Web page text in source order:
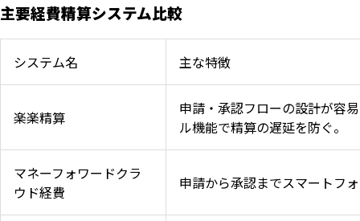
主要経費精算システム比較
システム名 主な特徴
楽楽精算
申請・承認フローの設計が容
ル機能で精算の遅延を防ぐ。
マネーフォワードクラ
ウド経費
申請から承認までスマートフ